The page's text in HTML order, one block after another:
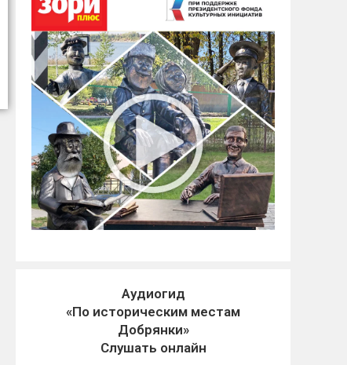
Аудиогид
«По историческим местам
Добрянки»
Слушать онлайн